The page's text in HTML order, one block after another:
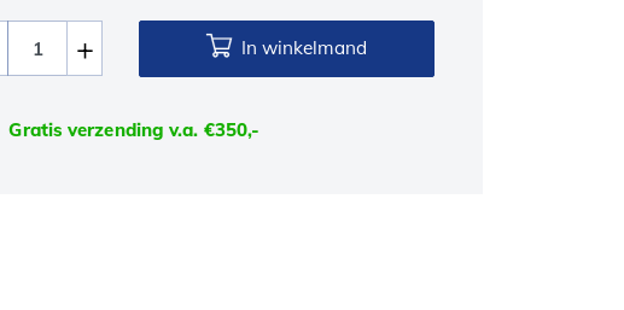
In winkelmand
Gratis verzending v.a. €350,-